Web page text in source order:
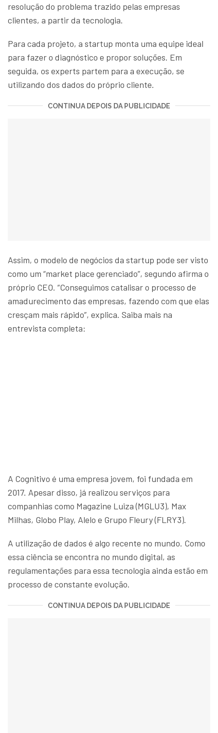
resolução do problema trazido pelas empresas
clientes, a partir da tecnologia.
Para cada projeto, a startup monta uma equipe ideal
para fazer o diagnóstico e propor soluções. Em
seguida, os experts partem para a execução, se
utilizando dos dados do próprio cliente.
CONTINUA DEPOIS DA PUBLICIDADE
Assim, o modelo de negócios da startup pode ser visto
como um “market place gerenciado”, segundo afirma o
próprio CEO. “Conseguimos catalisar o processo de
amadurecimento das empresas, fazendo com que elas
cresçam mais rápido”, explica. Saiba mais na
entrevista completa:
A Cognitivo é uma empresa jovem, foi fundada em
2017. Apesar disso, já realizou serviços para
companhias como Magazine Luiza (MGLU3), Max
Milhas, Globo Play, Alelo e Grupo Fleury (FLRY3).
A utilização de dados é algo recente no mundo. Como
essa ciência se encontra no mundo digital, as
regulamentações para essa tecnologia ainda estão em
processo de constante evolução.
CONTINUA DEPOIS DA PUBLICIDADE